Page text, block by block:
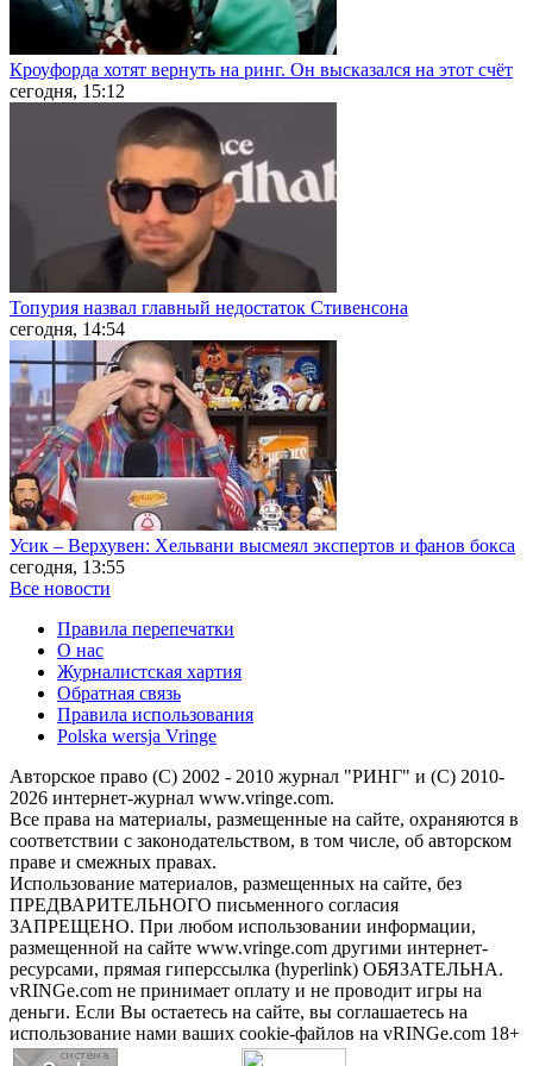
Кроуфорда хотят вернуть на ринг. Он высказался на этот счёт
сегодня, 15:12
Топурия назвал главный недостаток Стивенсона
сегодня, 14:54
Усик – Верхувен: Хельвани высмеял экспертов и фанов бокса
сегодня, 13:55
Все новости
Правила перепечатки
О нас
Журналистская хартия
Обратная связь
Правила использования
Polska wersja Vringe
Авторское право (С) 2002 - 2010 журнал "РИНГ" и (С) 2010-
2026 интернет-журнал www.vringe.com.
Все права на материалы, размещенные на сайте, охраняются в
соответствии с законодательством, в том числе, об авторском
праве и смежных правах.
Использование материалов, размещенных на сайте, без
ПРЕДВАРИТЕЛЬНОГО письменного согласия
ЗАПРЕЩЕНО. При любом использовании информации,
размещенной на сайте www.vringe.com другими интернет-
ресурсами, прямая гиперссылка (hyperlink) ОБЯЗАТЕЛЬНА.
vRINGe.com не принимает оплату и не проводит игры на
деньги. Если Вы остаетесь на сайте, вы соглашаетесь на
использование нами ваших cookie-файлов на vRINGe.com 18+